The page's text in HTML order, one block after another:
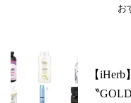
お
【
〝